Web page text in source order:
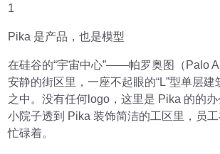
1
Pika 是产品，也是模型
在硅谷的“宇宙中心”——帕罗奥图（Palo
安静的街区里，一座不起眼的“L”型单层
之中。没有任何logo，这里是 Pika 的的
小院子透到 Pika 装饰简洁的工区里，员
忙碌着。